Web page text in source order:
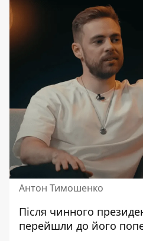
Антон Тимошенко
Після чинного
перейшли до його